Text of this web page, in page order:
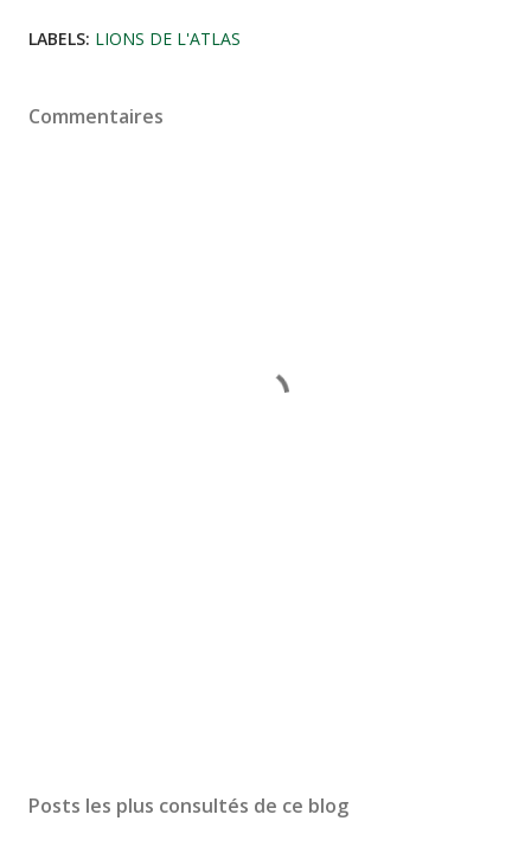
LABELS: LIONS DE L'ATLAS
Commentaires
Posts les plus consultés de ce blog